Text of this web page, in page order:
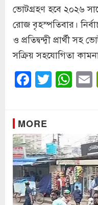
ভোটগ্রহণ হবে ২০২৬
রোজ বৃহস্পতিবার।
ও প্রতিদ্বন্দ্বী প্রার্থী
সক্রিয় সহযোগিতা
MORE